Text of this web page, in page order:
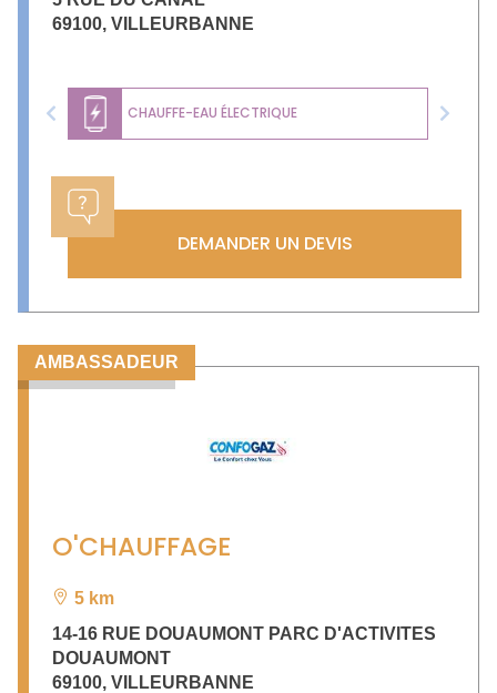
69100, VILLEURBANNE
CHAUFFE-EAU ÉLECTRIQUE
Previous Next
DEMANDER UN DEVIS
AMBASSADEUR
O'CHAUFFAGE
5 km
14-16 RUE DOUAUMONT PARC D'ACTIVITES
DOUAUMONT
69100, VILLEURBANNE